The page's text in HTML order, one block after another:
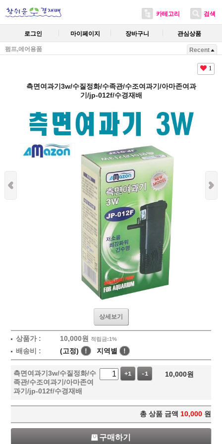
카테고리 검색
로그인 마이페이지 장바구니 관심상품
펌프,에어용품 Recent
1
측면여과기3w/수질정화/수족관/수조여과기/아마존여과
기/jp-012f/수경재배
상세보기
상품가 : 10,000원 적립금:1%
배송비 : (고정) ! 지역별 !
측면여과기3w/수질정화/수
족관/수조여과기/아마존여
과기/jp-012f/수경재배
+1 -1 10,000원
총 상품 금액 10,000 원
구매하기